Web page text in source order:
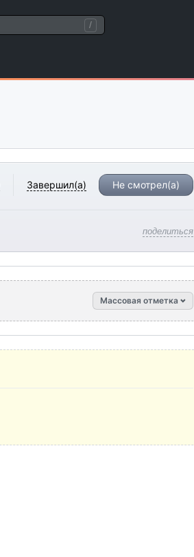
/
Завершил(а) Не смотрел(а)
поделиться
Массовая отметка